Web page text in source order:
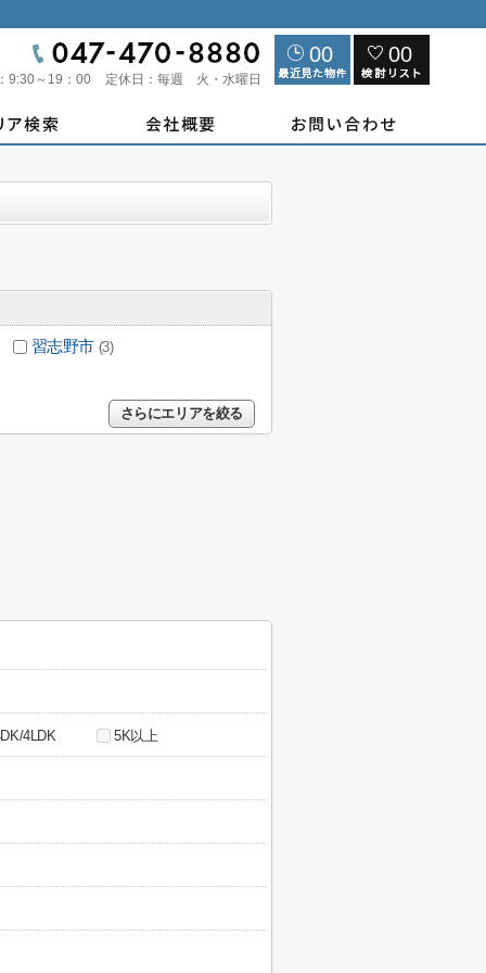
9:30～19：00 定休日： 毎週 火・水曜日
00 00
習志野市 (3)
さらにエリアを絞る
4LDK 5K以上